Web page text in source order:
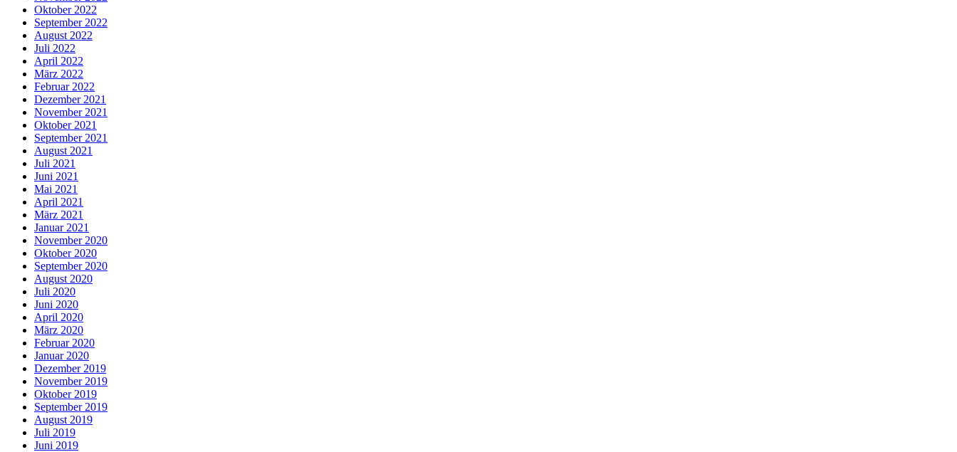
Oktober 2022
September 2022
August 2022
Juli 2022
April 2022
März 2022
Februar 2022
Dezember 2021
November 2021
Oktober 2021
September 2021
August 2021
Juli 2021
Juni 2021
Mai 2021
April 2021
März 2021
Januar 2021
November 2020
Oktober 2020
September 2020
August 2020
Juli 2020
Juni 2020
April 2020
März 2020
Februar 2020
Januar 2020
Dezember 2019
November 2019
Oktober 2019
September 2019
August 2019
Juli 2019
Juni 2019